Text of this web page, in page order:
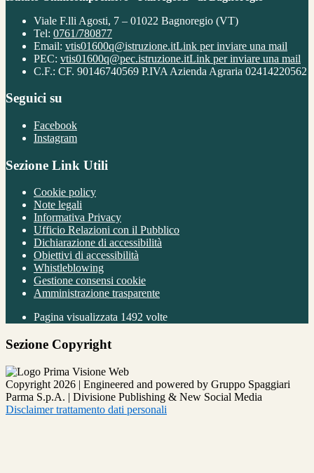
Viale F.lli Agosti, 7 – 01022 Bagnoregio (VT)
Tel: 0761/780877
Email: vtis01600q@istruzione.itLink per inviare una mail
PEC: vtis01600q@pec.istruzione.itLink per inviare una mail
C.F.: CF. 90146740569 P.IVA Azienda Agraria 02414220562
Seguici su
Facebook
Instagram
Sezione Link Utili
Cookie policy
Note legali
Informativa Privacy
Ufficio Relazioni con il Pubblico
Dichiarazione di accessibilità
Obiettivi di accessibilità
Whistleblowing
Gestione consensi cookie
Amministrazione trasparente
Pagina visualizzata 1492 volte
Sezione Copyright
Copyright 2026 | Engineered and powered by Gruppo Spaggiari
Parma S.p.A. | Divisione Publishing & New Social Media
Disclaimer trattamento dati personali